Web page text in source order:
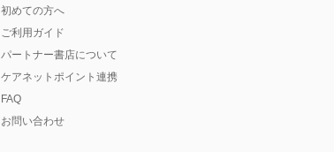
初めての方へ
ご利用ガイド
パートナー書店について
ケアネットポイント連携
FAQ
お問い合わせ